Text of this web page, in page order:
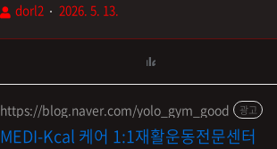
dorl2 2026. 5. 13.
https://blog.naver.com/yolo_gym_good 광고
MEDI-Kcal 케어 1:1재활운동전문센터